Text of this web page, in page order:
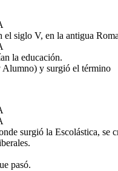
el siglo V, en la antigua
la educación.
Alumno) y surgió el término
surgió la Escolástica, se
pasó.